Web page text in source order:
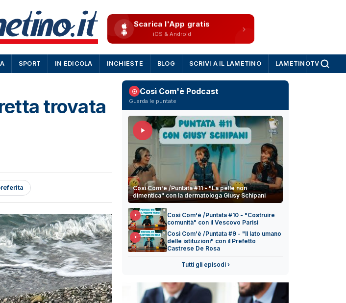
Scarica l'App gratis
iOS & Android
SPORT IN EDICOLA INCHIESTE BLOG SCRIVI A IL LAMETINO LAMETINOTV
trovata
Così Com'è Podcast
Guarda le puntate
Così Com'è /Puntata #11 - "La pelle non
dimentica" con la dermatologa Giusy Schipani
Così Com'è /Puntata #10 - "Costruire
comunità" con il Vescovo Parisi
Così Com'è /Puntata #9 - "Il lato umano
delle istituzioni" con il Prefetto
Castrese De Rosa
Tutti gli episodi ›